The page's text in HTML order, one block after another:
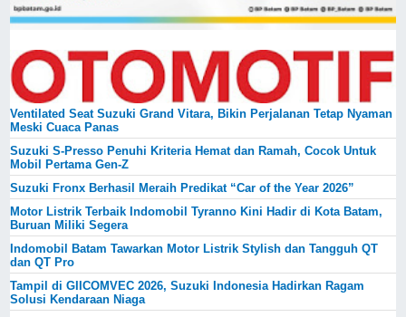
Ventilated Seat Suzuki Grand Vitara, Bikin Perjalanan Tetap Nyaman
Meski Cuaca Panas
Suzuki S-Presso Penuhi Kriteria Hemat dan Ramah, Cocok Untuk
Mobil Pertama Gen-Z
Suzuki Fronx Berhasil Meraih Predikat “Car of the Year 2026”
Motor Listrik Terbaik Indomobil Tyranno Kini Hadir di Kota Batam,
Buruan Miliki Segera
Indomobil Batam Tawarkan Motor Listrik Stylish dan Tangguh QT
dan QT Pro
Tampil di GIICOMVEC 2026, Suzuki Indonesia Hadirkan Ragam
Solusi Kendaraan Niaga